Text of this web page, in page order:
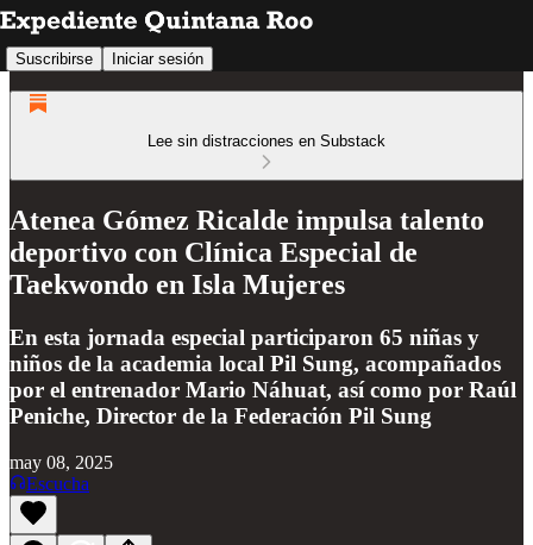
Suscribirse Iniciar sesión
Lee sin distracciones en Substack
Atenea Gómez Ricalde impulsa talento
deportivo con Clínica Especial de
Taekwondo en Isla Mujeres
En esta jornada especial participaron 65 niñas y
niños de la academia local Pil Sung, acompañados
por el entrenador Mario Náhuat, así como por Raúl
Peniche, Director de la Federación Pil Sung
may 08, 2025
Escucha